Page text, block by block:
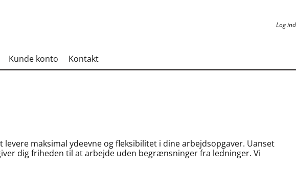
Log ind
Kunde konto Kontakt
maksimal ydeevne og fleksibilitet i dine arbejdsopgaver. Uanset
dig friheden til at arbejde uden begrænsninger fra ledninger. Vi